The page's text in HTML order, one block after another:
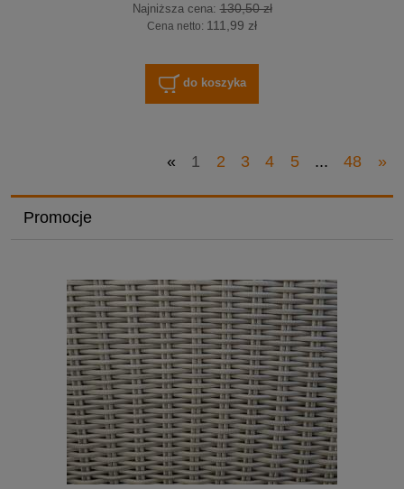
Najniższa cena:130,50 zł
Cena netto: 111,99 zł
do koszyka
« 1 2 3 4 5 ... 48 »
Promocje